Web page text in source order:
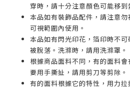
穿時，請十分注意顏色可能移到
本品如有裝飾品配件，請注意
可視範圍內使用。
本品如有閃光印花，箔印時不
被脫落。洗滌時，請用洗滌罩。
根據商品面料不同，有的面料
要用手撕扯，請用剪刀等剪除。
有的面料根據它的特性，用力拉